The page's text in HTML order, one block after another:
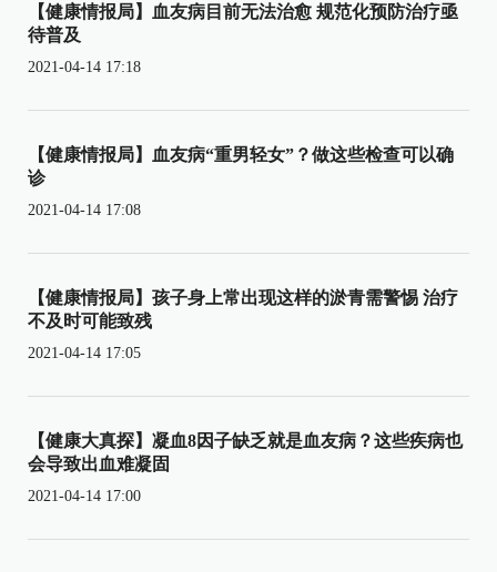
【健康情报局】血友病目前无法治愈 规范化预防治疗亟
待普及
2021-04-14 17:18
【健康情报局】血友病“重男轻女”？做这些检查可以确
诊
2021-04-14 17:08
【健康情报局】孩子身上常出现这样的淤青需警惕 治疗
不及时可能致残
2021-04-14 17:05
【健康大真探】凝血8因子缺乏就是血友病？这些疾病也
会导致出血难凝固
2021-04-14 17:00